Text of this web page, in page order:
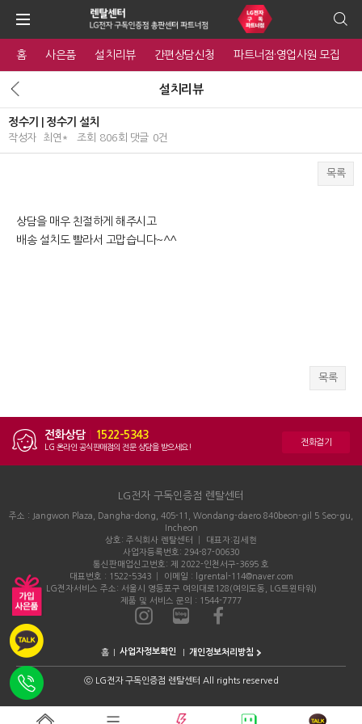
홈 사은품 설치리뷰 간편상담신청 파트너점·영업사원 모집
설치리뷰
정수기 | 정수기 설치
작성자 최연* 조회 806회 댓글 0건
목록
상담을 매우 친절하게 해주시고
배송 설치도 빨라서 고맙습니다~^^
목록
전화상담 1522-5343
LG 온라인 공식판매점의 전문 상담을 받으세요! 전화걸기
LG전자 구독인증점 렌탈센터
주소 : Jangwon Plaza, Dangha-dong, 405-11, Wondang-daero 840beon-gil 5 Seo-gu,
Incheon
상호: 주식회사 렌탈센터 │ 대표자:김세현
사업자등록번호: 294-87-00630
통신판매업신고번호: 제 2022-인천서구-3695 호
대표번호 : 1522-5343 │ 이메일 : lgrental-114@naver.com
LG전자서비스 주소: 서울시 영등포구 여의대로128(여의도동, LG트윈타워)
제품 및 서비스 문의 : 1544-7777
홈 개인정보처리방침
ⓒLG전자 구독인증점 렌탈센터 All rights reserved